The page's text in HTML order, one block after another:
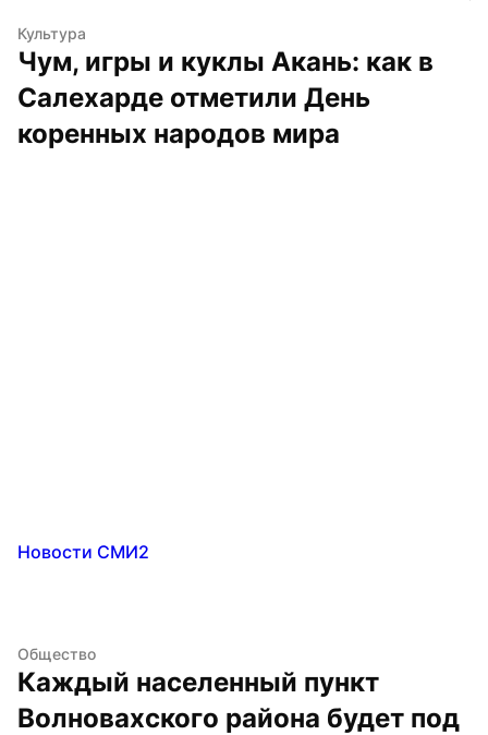
Культура
Чум, игры и куклы Акань: как в
Салехарде отметили День
коренных народов мира
Новости СМИ2
Общество
Каждый населенный пункт
Волновахского района будет под